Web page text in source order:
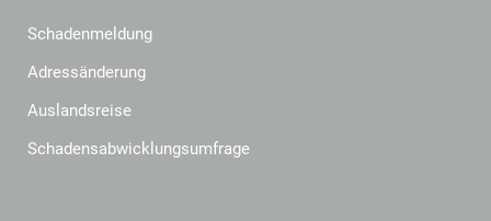
Schadenmeldung
Adressänderung
Auslandsreise
Schadensabwicklungsumfrage